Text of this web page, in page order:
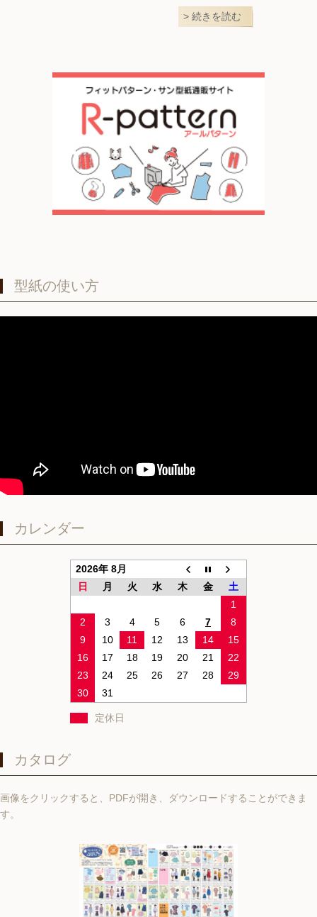
続きを読む
型紙の使い方
カレンダー
2026年 8月
日
月 火 水 木 金
土
1
2
3 4 5 6 7
8
9
10 11 12 13 14
15
16
17 18 19 20 21
22
23
24 25 26 27 28
29
30
31
定休日
カタログ
画像をクリックすると、PDFが開き、ダウンロードすることができま
す。